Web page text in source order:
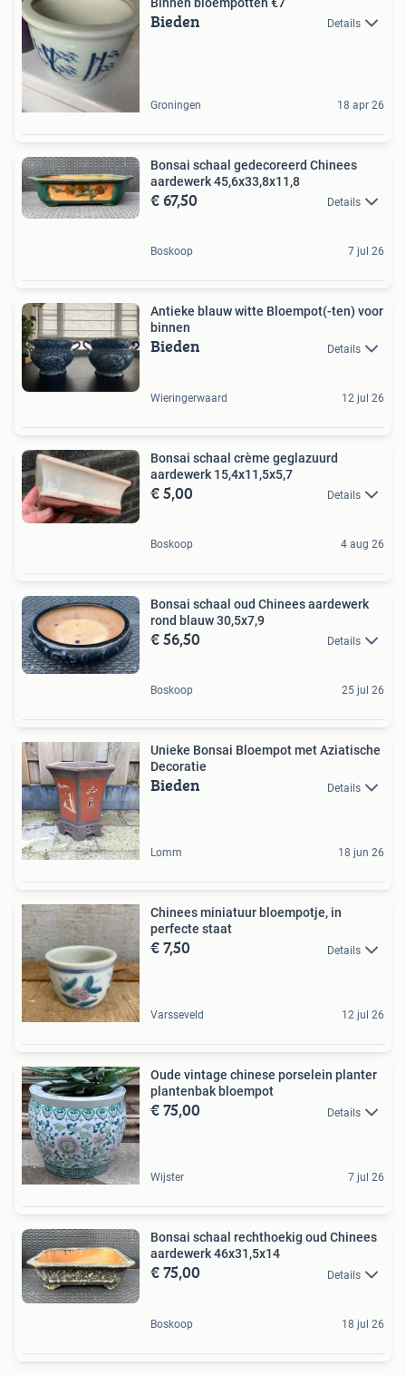
Bieden Details
Groningen 18 apr 26
Bonsai schaal gedecoreerd Chinees
aardewerk 45,6x33,8x11,8
€ 67,50 Details
Boskoop 7 jul 26
Antieke blauw witte Bloempot(-ten) voor
binnen
Bieden Details
Wieringerwaard 12 jul 26
Bonsai schaal crème geglazuurd
aardewerk 15,4x11,5x5,7
€ 5,00 Details
Boskoop 4 aug 26
Bonsai schaal oud Chinees aardewerk
rond blauw 30,5x7,9
€ 56,50 Details
Boskoop 25 jul 26
Unieke Bonsai Bloempot met Aziatische
Decoratie
Bieden Details
Lomm 18 jun 26
Chinees miniatuur bloempotje, in
perfecte staat
€ 7,50 Details
Varsseveld 12 jul 26
Oude vintage chinese porselein planter
plantenbak bloempot
€ 75,00 Details
Wijster 7 jul 26
Bonsai schaal rechthoekig oud Chinees
aardewerk 46x31,5x14
€ 75,00 Details
Boskoop 18 jul 26